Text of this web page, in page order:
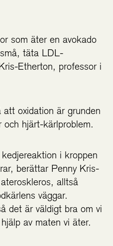
som äter en avokado
täta LDL-
Etherton, professor i
oxidation är grunden
hjärt-kärlproblem.
i kroppen
berättar Penny Kris-
alltså
väggar.
det är väldigt bra om vi
av maten vi äter.